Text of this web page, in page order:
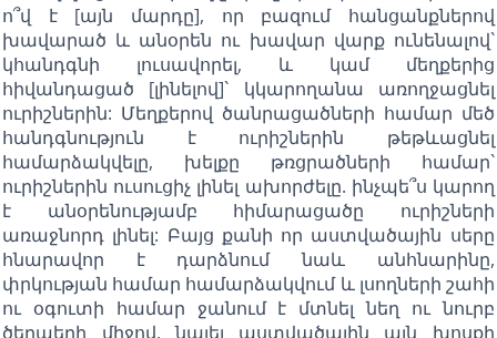
ո՞վ է [այն մարդը], որ բազում հանցանքներով
խավարած և անօրեն ու խավար վարք ունենալով`
կհանդգնի լուսավորել, և կամ մեղքերից
հիվանդացած [լինելով]` կկարողանա առողջացնել
ուրիշներին: Մեղքերով ծանրացածների համար մեծ
հանդգնություն է ուրիշներին թեթևացնել
համարձակվելը, խելքը թռցրածների համար`
ուրիշներին ուսուցիչ լինել ախորժելը. ինչպե՞ս կարող
է անօրենությամբ հիմարացածը ուրիշների
առաջնորդ լինել: Բայց քանի որ աստվածային սերը
հնարավոր է դարձնում նաև անհնարինը,
փրկության համար համարձակվում և լսողների շահի
ու օգուտի համար ջանում է մտնել նեղ ու նուրբ
ծերպերի միջով, նայել աստվածային այն խոսքի